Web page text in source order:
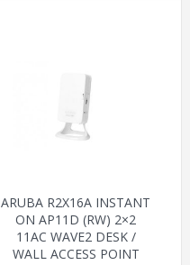
ARUBA R2X16A INSTANT
ON AP11D (RW) 2×2
11AC WAVE2 DESK /
WALL ACCESS POINT